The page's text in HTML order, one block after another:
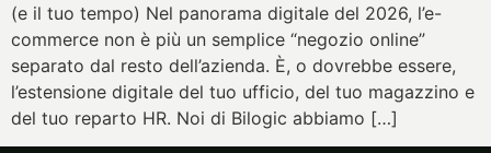
(e il tuo tempo) Nel panorama digitale del 2026, l’e-
commerce non è più un semplice “negozio online”
separato dal resto dell’azienda. È, o dovrebbe essere,
l’estensione digitale del tuo ufficio, del tuo magazzino e
del tuo reparto HR. Noi di Bilogic abbiamo […]